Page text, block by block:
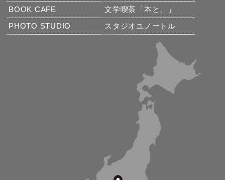
BOOK CAFE
文学喫茶「本と、」
PHOTO STUDIO
スタジオユノートル